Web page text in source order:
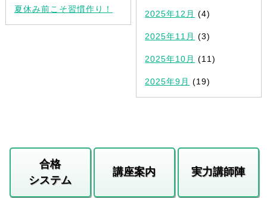
夏休み前こそ習慣作り！
2025年12月 (4)
2025年11月 (3)
2025年10月 (11)
2025年9月 (19)
合格
システム
講座案内 実力講師陣